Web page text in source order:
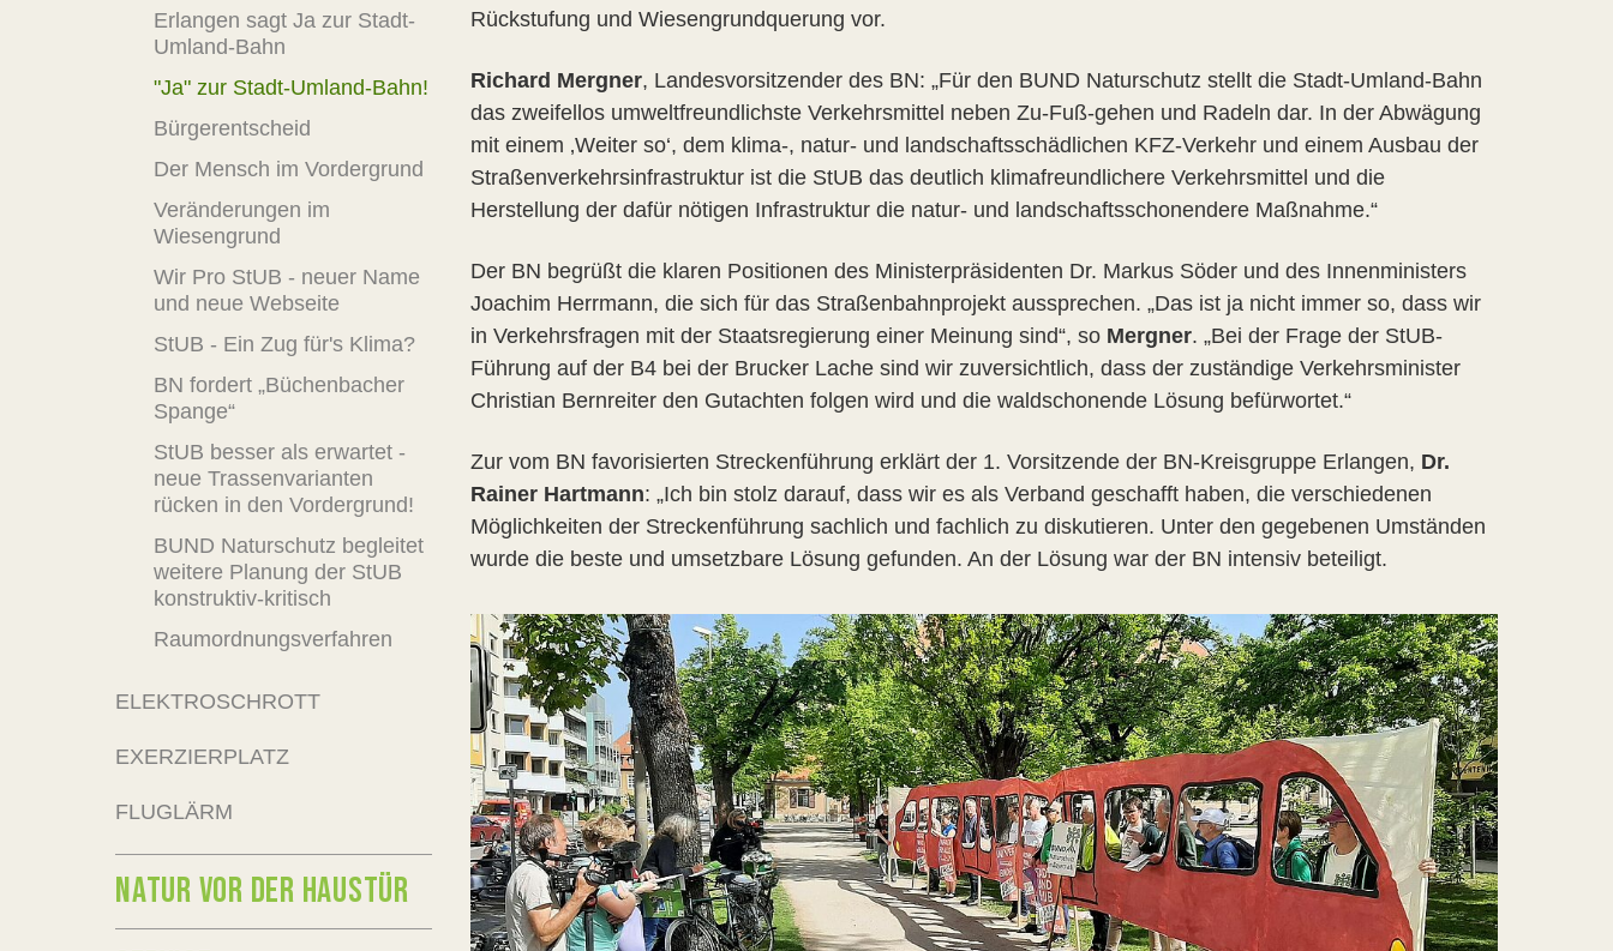
Rückstufung und Wiesengrundquerung vor.
Richard Mergner, Landesvorsitzender des BN: „Für den BUND Naturschutz stellt die Stadt-Umland-Bahn
das zweifellos umweltfreundlichste Verkehrsmittel neben Zu-Fuß-gehen und Radeln dar. In der Abwägung
mit einem ‚Weiter so‘, dem klima-, natur- und landschaftsschädlichen KFZ-Verkehr und einem Ausbau der
Straßenverkehrsinfrastruktur ist die StUB das deutlich klimafreundlichere Verkehrsmittel und die
Herstellung der dafür nötigen Infrastruktur die natur- und landschaftsschonendere Maßnahme.“
Der BN begrüßt die klaren Positionen des Ministerpräsidenten Dr. Markus Söder und des Innenministers
Joachim Herrmann, die sich für das Straßenbahnprojekt aussprechen. „Das ist ja nicht immer so, dass wir
in Verkehrsfragen mit der Staatsregierung einer Meinung sind“, so Mergner. „Bei der Frage der StUB-
Führung auf der B4 bei der Brucker Lache sind wir zuversichtlich, dass der zuständige Verkehrsminister
Christian Bernreiter den Gutachten folgen wird und die waldschonende Lösung befürwortet.“
Zur vom BN favorisierten Streckenführung erklärt der 1. Vorsitzende der BN-Kreisgruppe Erlangen, Dr.
Rainer Hartmann: „Ich bin stolz darauf, dass wir es als Verband geschafft haben, die verschiedenen
Möglichkeiten der Streckenführung sachlich und fachlich zu diskutieren. Unter den gegebenen Umständen
wurde die beste und umsetzbare Lösung gefunden. An der Lösung war der BN intensiv beteiligt.
Erlangen sagt Ja zur Stadt-
Umland-Bahn
"Ja" zur Stadt-Umland-Bahn!
Bürgerentscheid
Der Mensch im Vordergrund
Veränderungen im
Wiesengrund
Wir Pro StUB - neuer Name
und neue Webseite
StUB - Ein Zug für's Klima?
BN fordert „Büchenbacher
Spange“
StUB besser als erwartet -
neue Trassenvarianten
rücken in den Vordergrund!
BUND Naturschutz begleitet
weitere Planung der StUB
konstruktiv-kritisch
Raumordnungsverfahren
ELEKTROSCHROTT
EXERZIERPLATZ
FLUGLÄRM
NATUR VOR DER HAUSTÜR